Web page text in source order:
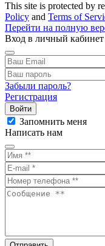
This site is protected by
Policy and Terms of
Перейти на полную
Вход в личный кабинет
Забыли пароль?
Регистрация
Войти
Запомнить меня
Написать нам